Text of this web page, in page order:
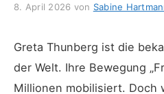
8. April 2026 von Sabine
Greta Thunberg ist die
der Welt. Ihre Bewegung
Millionen mobilisiert. Doch